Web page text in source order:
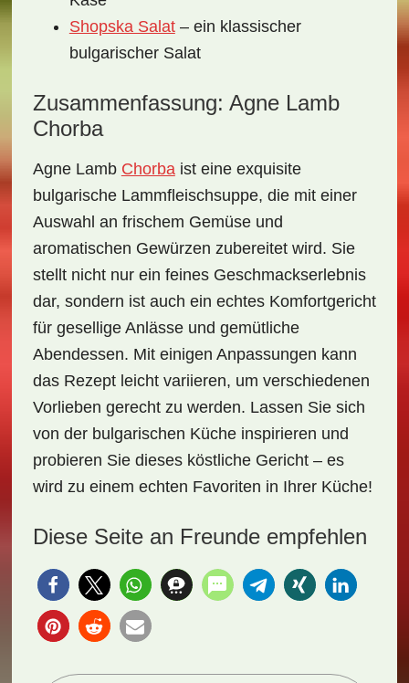
Shopska Salat– ein klassischer
bulgarischer Salat
Zusammenfassung: Agne Lamb
Chorba
Agne Lamb Chorbaist eine exquisite
bulgarische Lammfleischsuppe, die mit einer
Auswahl an frischem Gemüse und
aromatischen Gewürzen zubereitet wird. Sie
stellt nicht nur ein feines Geschmackserlebnis
dar, sondern ist auch ein echtes Komfortgericht
für gesellige Anlässe und gemütliche
Abendessen. Mit einigen Anpassungen kann
das Rezept leicht variieren, um verschiedenen
Vorlieben gerecht zu werden. Lassen Sie sich
von der bulgarischen Kücheinspirieren und
probieren Sie dieses köstliche Gericht – es
wird zu einem echten Favoriten in Ihrer Küche!
Diese Seite an Freunde empfehlen